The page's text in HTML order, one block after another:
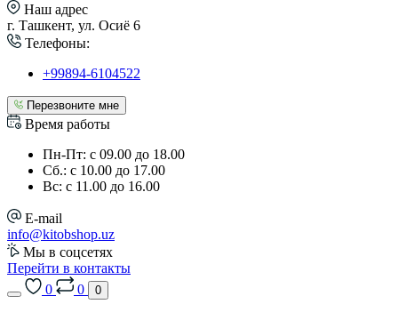
Наш адрес
г. Ташкент, ул. Осиё 6
Телефоны:
+99894-6104522
Перезвоните мне
Время работы
Пн-Пт: с 09.00 до 18.00
Сб.: с 10.00 до 17.00
Вс: с 11.00 до 16.00
E-mail
info@kitobshop.uz
Мы в соцсетях
Перейти в контакты
0
0 0